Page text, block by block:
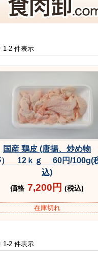
1-2 件表示
国産 鶏皮 (唐揚、炒め物
） 12ｋｇ 60円/100g(
込)
価格 7,200円 (税込)
在庫切れ
1-2 件表示